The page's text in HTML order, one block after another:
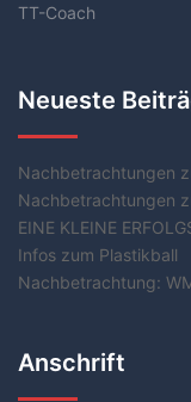
TT-Coach
Neueste
Nachbetrachtungen
Nachbetrachtungen
EINE KLEINE
Infos zum Plastikball
Nachbetrachtung:
Anschrift